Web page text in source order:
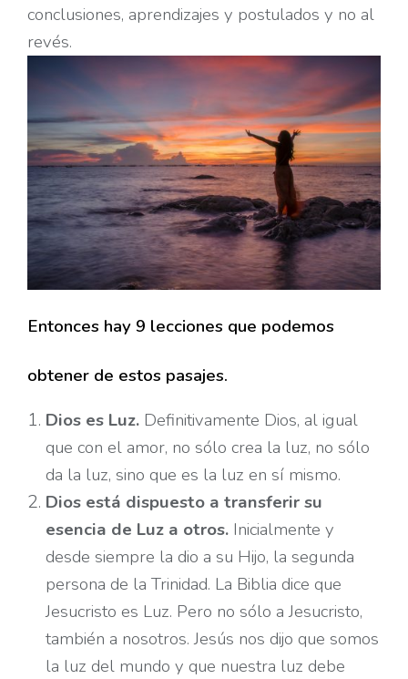
conclusiones, aprendizajes y postulados y no al
revés.
Entonces hay 9 lecciones que podemos
obtener de estos pasajes.
Dios es Luz. Definitivamente Dios, al igual
que con el amor, no sólo crea la luz, no sólo
da la luz, sino que es la luz en sí mismo.
Dios está dispuesto a transferir su
esencia de Luz a otros. Inicialmente y
desde siempre la dio a su Hijo, la segunda
persona de la Trinidad. La Biblia dice que
Jesucristo es Luz. Pero no sólo a Jesucristo,
también a nosotros. Jesús nos dijo que somos
la luz del mundo y que nuestra luz debe